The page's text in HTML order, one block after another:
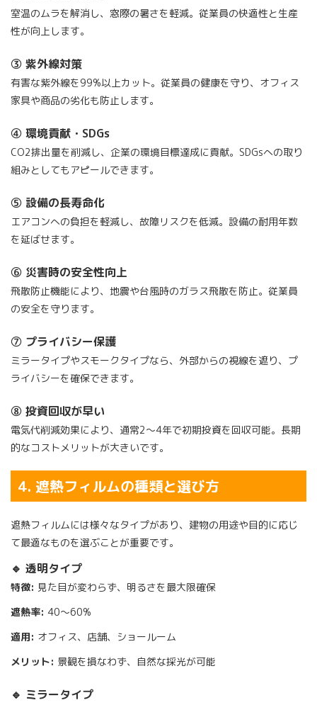
室温のムラを解消し、窓際の暑さを軽減。従業員の快適性と生産
性が向上します。
③ 紫外線対策
有害な紫外線を99%以上カット。従業員の健康を守り、オフィス
家具や商品の劣化も防止します。
④ 環境貢献・SDGs
CO2排出量を削減し、企業の環境目標達成に貢献。SDGsへの取り
組みとしてもアピールできます。
⑤ 設備の長寿命化
エアコンへの負担を軽減し、故障リスクを低減。設備の耐用年数
を延ばせます。
⑥ 災害時の安全性向上
飛散防止機能により、地震や台風時のガラス飛散を防止。従業員
の安全を守ります。
⑦ プライバシー保護
ミラータイプやスモークタイプなら、外部からの視線を遮り、プ
ライバシーを確保できます。
⑧ 投資回収が早い
電気代削減効果により、通常2〜4年で初期投資を回収可能。長期
的なコストメリットが大きいです。
4. 遮熱フィルムの種類と選び方
遮熱フィルムには様々なタイプがあり、建物の用途や目的に応じ
て最適なものを選ぶことが重要です。
🔹 透明タイプ
特徴: 見た目が変わらず、明るさを最大限確保
遮熱率: 40〜60%
適用: オフィス、店舗、ショールーム
メリット: 景観を損なわず、自然な採光が可能
🔹 ミラータイプ